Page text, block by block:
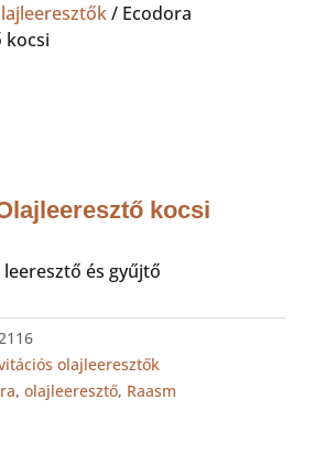
/ Ecodora
kocsi
kocsi
és gyűjtő
olajleeresztők
, olajleeresztő, Raasm